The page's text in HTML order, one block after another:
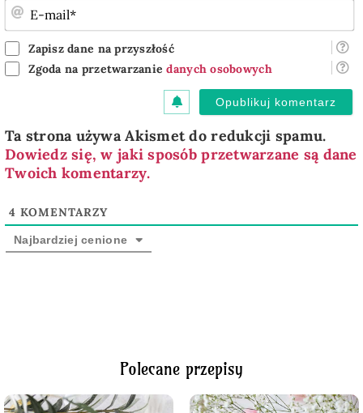
Zapisz dane na przyszłość
Zgoda na przetwarzaniedanych osobowych
Ta strona używa Akismet do redukcji spamu.
Dowiedz się, w jaki sposób przetwarzane są dane
Twoich komentarzy.
4 KOMENTARZY
Najbardziej cenione
Polecane przepisy